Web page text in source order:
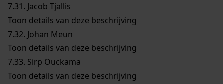
7.31. Jacob Tjallis
Toon details van deze beschrijving
7.32. Johan Meun
Toon details van deze beschrijving
7.33. Sirp Ouckama
Toon details van deze beschrijving